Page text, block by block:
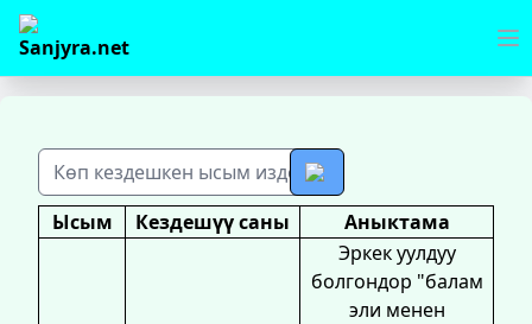
Ысым Кездешүү саны Аныктама
Эркек уулдуу
болгондор "балам
эли менен